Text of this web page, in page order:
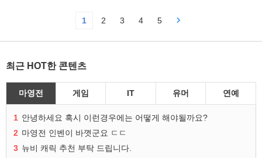
1 2 3 4 5
최근 HOT한 콘텐츠
마영전 게임 IT 유머 연예
1 안녕하세요 혹시 이런경우에는 어떻게 해야될까요?
2 마영전 인벤이 바꼇군요 ㄷㄷ
3 뉴비 캐릭 추천 부탁 드립니다.